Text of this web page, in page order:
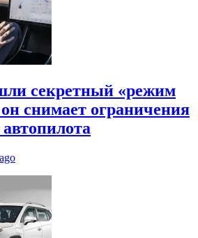
секретный «режим
снимает ограничения